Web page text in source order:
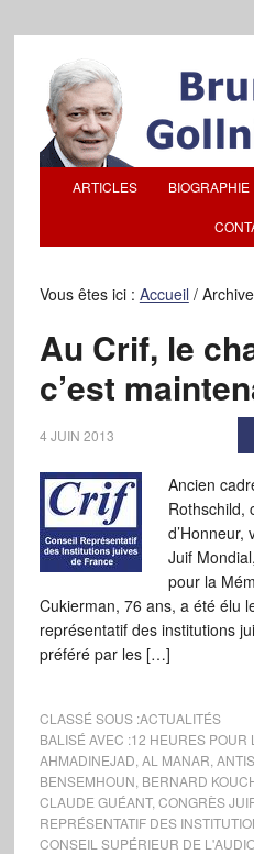
ARTICLES BIOGRAPHIE
Vous êtes ici : Accueil /
Au Crif, le
c’est
4 JUIN 2013
Ancien
Rothschild,
d’Honneur,
Juif
pour la
Cukierman, 76 ans, a été élu
représentatif des institutions
préféré par les […]
CLASSÉ SOUS :ACTUALITÉS
BALISÉ AVEC :12 HEURES POUR
AHMADINEJAD AL MANAR
BENSEMHOUN BERNARD
CLAUDE GUÉANT, CONGRÈS
REPRÉSENTATIF DES
CONSEIL SUPÉRIEUR DE